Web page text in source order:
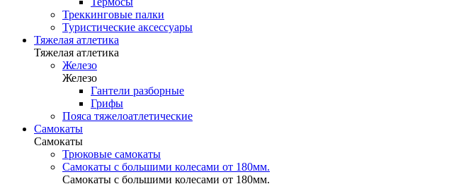
Треккинговые палки
Туристические аксессуары
Тяжелая атлетика
Тяжелая атлетика
Железо
Железо
Гантели разборные
Грифы
Пояса тяжелоатлетические
Самокаты
Самокаты
Трюковые самокаты
Самокаты с большими колесами от 180мм.
Самокаты с большими колесами от 180мм.